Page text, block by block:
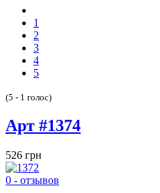
1
2
3
4
5
(5 - 1 голос)
Арт #1374
526 грн
0 - отзывов